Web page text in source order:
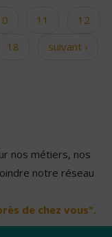
11
12
18
suivant ›
nos métiers, nos
notre réseau
de chez vous".